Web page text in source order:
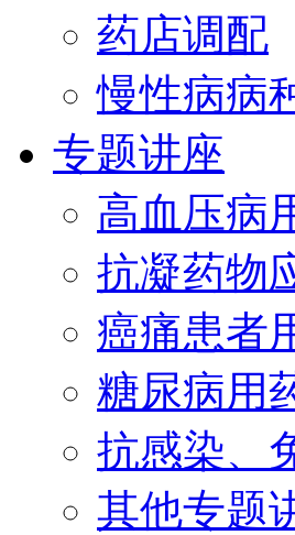
药店调配
慢性病病
专题讲座
高血压病
抗凝药物
癌痛患者
糖尿病用
抗感染、
其他专题